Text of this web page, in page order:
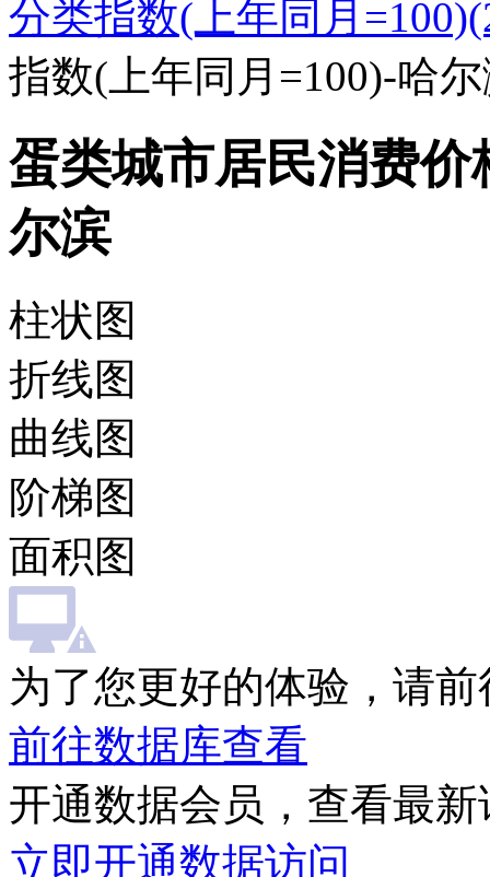
分类指数(上年同月
指数(上年同月=100)-哈
蛋类城市居民消费
尔滨
柱状图
折线图
曲线图
阶梯图
面积图
为了您更好的体验，请
前往数据库查看
开通数据会员，查看最
立即开通数据访问